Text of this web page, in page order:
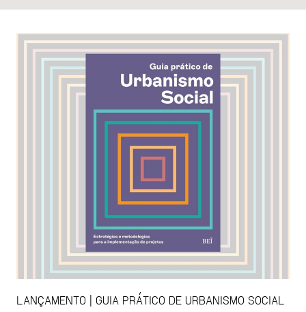
LANÇAMENTO | GUIA PRÁTICO DE URBANISMO SOCIAL